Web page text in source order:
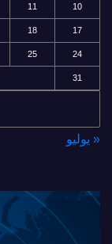
10
11
17
18
24
25
31
« يوليو